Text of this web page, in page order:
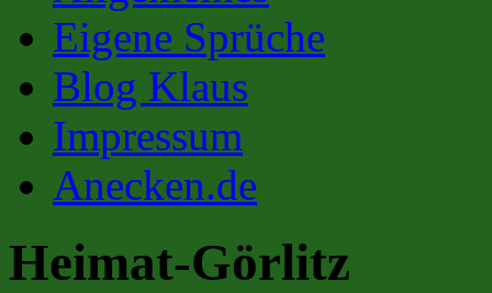
Eigene Sprüche
Blog Klaus
Impressum
Anecken.de
Heimat-Görlitz